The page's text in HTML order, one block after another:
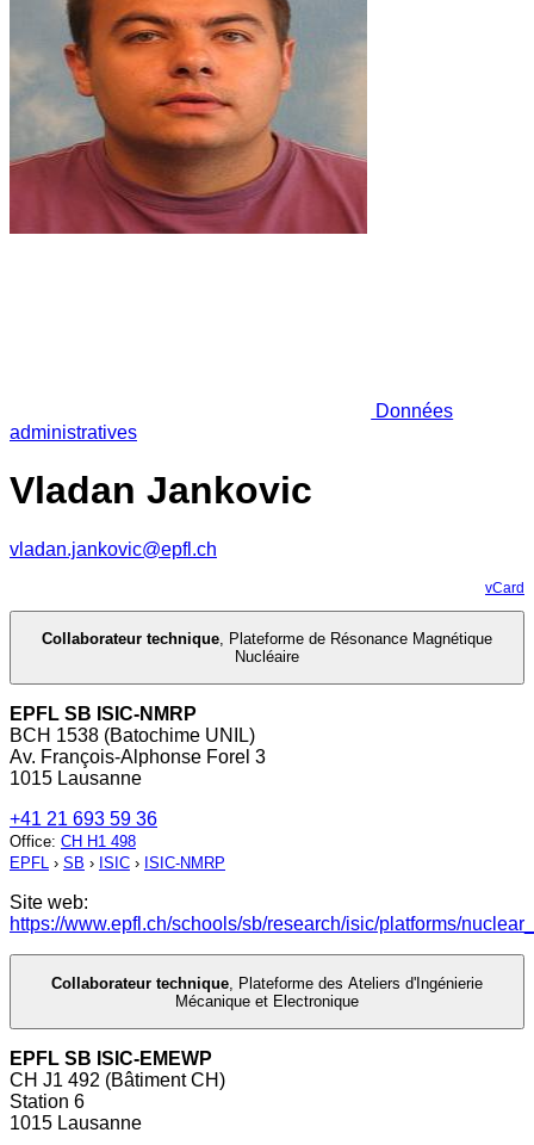
Données
administratives
Vladan Jankovic
vladan.jankovic@epfl.ch
vCard
Collaborateur technique, Plateforme de Résonance Magnétique
Nucléaire
EPFL SB ISIC-NMRP
BCH 1538 (Batochime UNIL)
Av. François-Alphonse Forel 3
1015 Lausanne
+41 21 693 59 36
Office: CH H1 498
EPFL › SB › ISIC › ISIC-NMRP
Site web:
https://www.epfl.ch/schools/sb/research/isic/platforms/
Collaborateur technique Plateforme des Ateliers d'Ingénierie
Mécanique et Electronique
EPFL SB ISIC-EMEWP
CH J1 492 (Bâtiment CH)
Station 6
1015 Lausanne